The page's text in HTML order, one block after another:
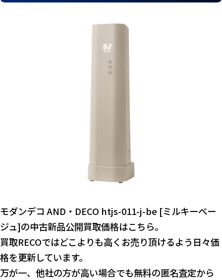
モダンデコ AND・DECO htjs-011-j-be [ミルキーベー
ジュ]の中古新品公開買取価格はこちら。
買取RECOではどこよりも高くお売り頂けるよう日々価
格を更新しています。
万が一、他社の方が高い場合でも無料の匿名査定から